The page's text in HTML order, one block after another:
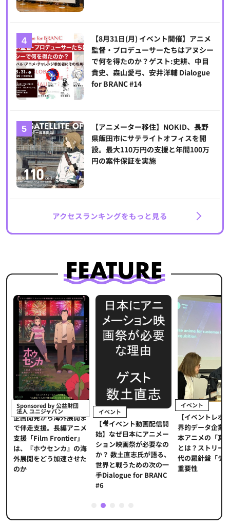
【8月31日(月) イベント開催】アニメ
監督・プロデューサーたちはアヌシー
で何を得たのか？ゲスト:史耕、中目
貴史、森山愛弓、安井洋輔 Dialogue
for BRANC #14
【アニメーター移住】NOKID、長野
県飯田市にサテライトオフィスを開
設。最大110万円の支援と年間100万
円の案件保証を実施
アクセスランキングをもっと見る
Sponsored by 公益財団
法人 ユニジャパン
企画開発から海外展開ま
で伴走支援。長編アニメ
支援「Film Frontier」
は、『ホウセンカ』の海
外展開をどう加速させた
のか
イベント
【🎥イベント動画配信開
始】なぜ日本にアニメー
ション映画祭が必要なの
か？ 数土直志氏が語る、
世界と戦うための次の一
手Dialogue for BRANC
#6
イベント
【イベントレポ
界的データ企業
本アニメの「真
とは？ストリー
代の羅針盤「デ
重要性
2